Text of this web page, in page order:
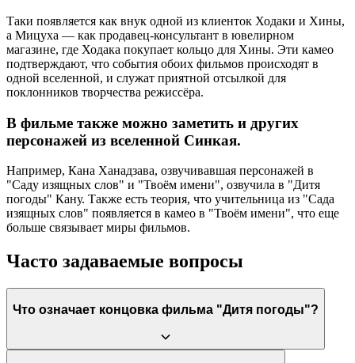
Таки появляется как внук одной из клиенток Ходаки и Хины,
а Мицуха — как продавец-консультант в ювелирном
магазине, где Ходака покупает кольцо для Хины. Эти камео
подтверждают, что события обоих фильмов происходят в
одной вселенной, и служат приятной отсылкой для
поклонников творчества режиссёра.
В фильме также можно заметить и других
персонажей из вселенной Синкая.
Например, Кана Ханадзава, озвучивавшая персонажей в
"Саду изящных слов" и "Твоём имени", озвучила в "Дитя
погоды" Кану. Также есть теория, что учительница из "Сада
изящных слов" появляется в камео в "Твоём имени", что еще
больше связывает миры фильмов.
Часто задаваемые вопросы
Что означает концовка фильма "Дитя погоды"?